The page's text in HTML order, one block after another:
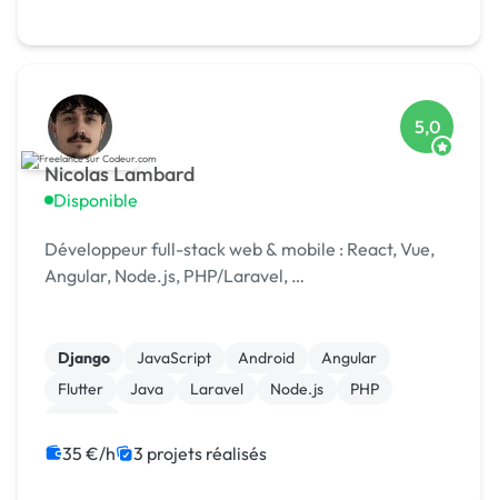
Nicolas Lambard
Disponible
5,0
Développeur full-stack web & mobile : React, Vue,
Angular, Node.js, PHP/Laravel, …
Django JavaScript Android
Angular
Flutter
Java Laravel Node.js
PHP
35 €/h 3 projets réalisés